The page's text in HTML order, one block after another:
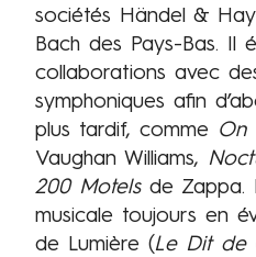
sociétés Händel &
Bach des Pays-Bas. Il
collaborations avec
symphoniques afin
plus tardif, comme On
Vaughan Williams,
200 Motelsde Zappa.
musicale toujours en
de Lumière (Le Dit de